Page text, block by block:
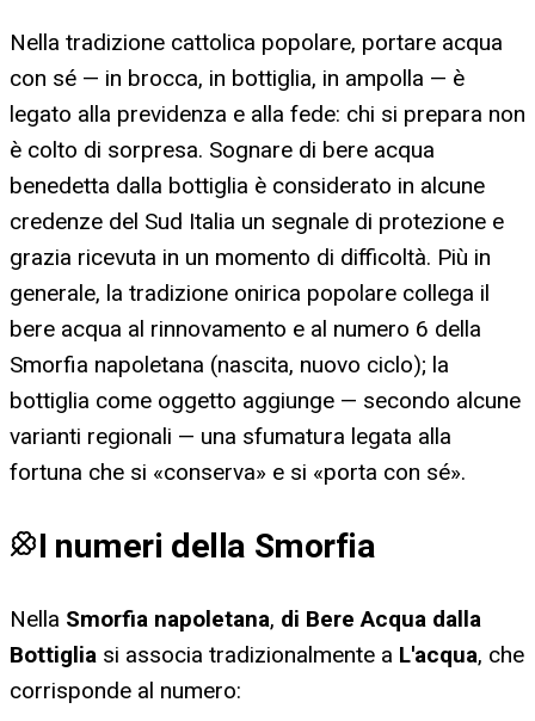
Nella tradizione cattolica popolare, portare acqua
con sé — in brocca, in bottiglia, in ampolla — è
legato alla previdenza e alla fede: chi si prepara non
è colto di sorpresa. Sognare di bere acqua
benedetta dalla bottiglia è considerato in alcune
credenze del Sud Italia un segnale di protezione e
grazia ricevuta in un momento di difficoltà. Più in
generale, la tradizione onirica popolare collega il
bere acqua al rinnovamento e al numero 6 della
Smorfia napoletana (nascita, nuovo ciclo); la
bottiglia come oggetto aggiunge — secondo alcune
varianti regionali — una sfumatura legata alla
fortuna che si «conserva» e si «porta con sé».
I numeri della Smorfia
Nella Smorfia napoletana, di Bere Acqua dalla
Bottiglia si associa tradizionalmente a L'acqua, che
corrisponde al numero: